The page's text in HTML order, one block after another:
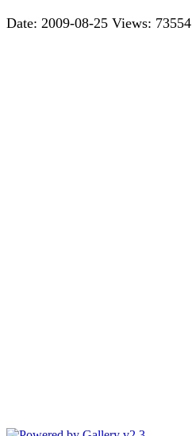
Date: 2009-08-25 Views: 73554